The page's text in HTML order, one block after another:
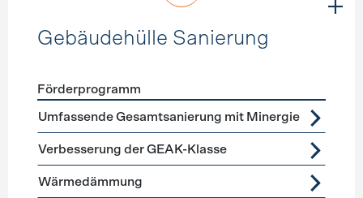
Gebäudehülle Sanierung
Förderprogramme Gebäudehülle Sanierung
Förderprogramm
Umfassende Gesamtsanierung mit Minergie
Verbesserung der GEAK-Klasse
Wärmedämmung